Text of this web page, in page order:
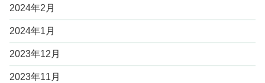
2024年2月
2024年1月
2023年12月
2023年11月